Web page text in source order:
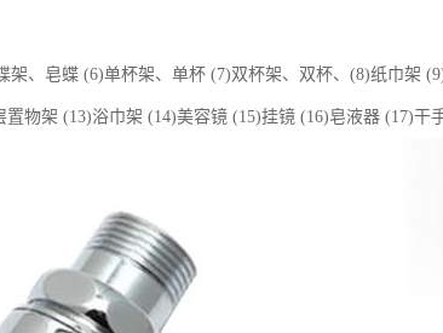
、皂蝶 (6)单杯架、单杯 (7)双杯架、双杯、(8)纸巾架
物架 (13)浴巾架 (14)美容镜 (15)挂镜 (16)皂液器 (17)干